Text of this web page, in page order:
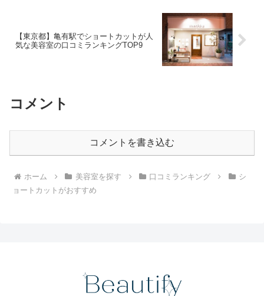
【東京都】亀有駅でショートカットが人
気な美容室の口コミランキングTOP9
コメント
コメントを書き込む
ホーム 美容室を探す 口コミランキング
シ
ョートカットがおすすめ